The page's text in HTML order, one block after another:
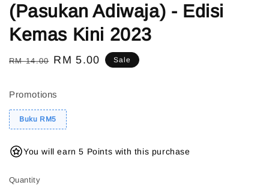
(Pasukan Adiwaja) - Edisi
Kemas Kini 2023
Regular
RM 14.00 Sale
RM 5.00 Sale
Promotions
Buku RM5
You will earn 5 Points with this purchase
Quantity